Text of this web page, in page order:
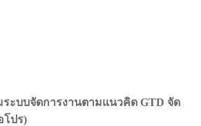
ะบบจัดการงานตามแนวคิด GTD จัด
โปร)